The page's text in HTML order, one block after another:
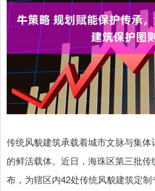
传统风貌建筑承载着城市文脉与集
的鲜活载体。近日，海珠区第三批
布，为辖区内42处传统风貌建筑定制